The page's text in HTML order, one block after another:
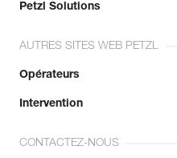
Petzl Solutions
AUTRES SITES WEB PETZL
Opérateurs
Intervention
CONTACTEZ-NOUS